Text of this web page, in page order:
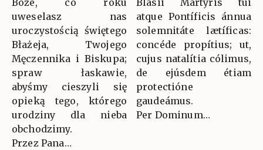
Boże, co roku
uweselasz nas
uroczystością świętego
Błażeja, Twojego
Męczennika i Biskupa;
spraw łaskawie,
abyśmy cieszyli się
opieką tego, którego
urodziny dla nieba
obchodzimy.
Przez Pana…
Blásii Mártyris tui
atque Pontíficis ánnua
solemnitáte lætíficas:
concéde propítius; ut,
cujus natalítia cólimus,
de ejúsdem étiam
protectióne
gaudeámus.
Per Dominum…